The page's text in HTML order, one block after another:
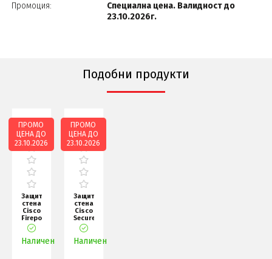
Промоция:
Специална цена. Валидност до
23.10.2026г.
Подобни продукти
Защитна
стена
Cisco
Firepower
1010E
NGFW
Non-
Наличен
ПРОМО
ЦЕНА ДО
23.10.2026
Защитна
стена
Cisco
Secure
Firewall
220
Appliance,
Наличен
ПРОМО
ЦЕНА ДО
23.10.2026